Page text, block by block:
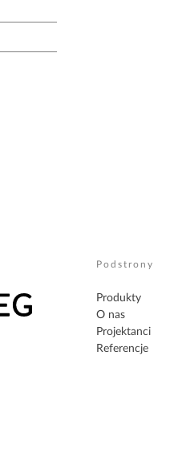
Podstrony
Produkty
O nas
Projektanci
Referencje